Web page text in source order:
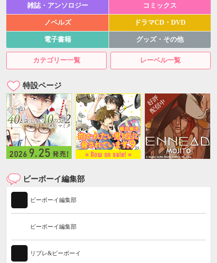
雑誌・アンソロジー コミックス
ノベルズ ドラマCD・DVD
電子書籍 グッズ・その他
カテゴリー一覧 レーベル一覧
特設ページ
ビーボーイ編集部
ビーボーイ編集部
ビーボーイ編集部
リブレ&ビーボーイ